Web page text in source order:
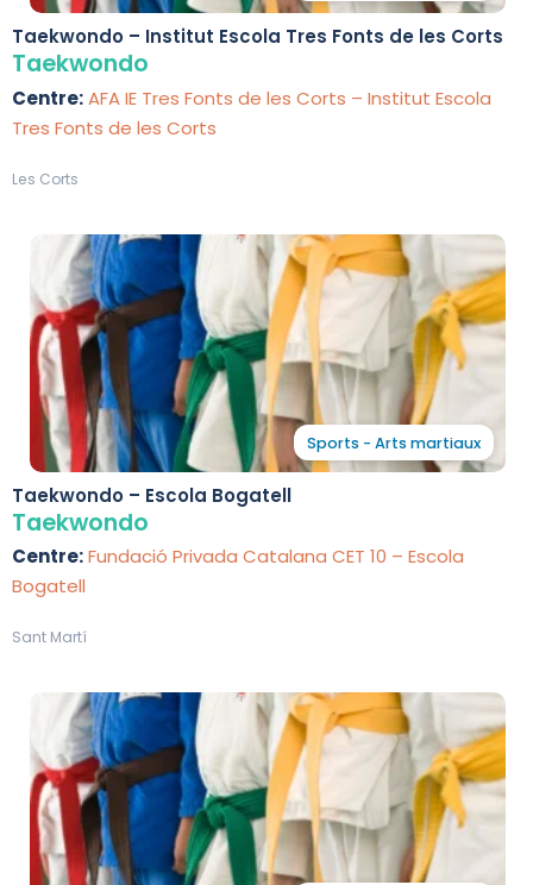
Taekwondo – Institut Escola Tres Fonts de les Corts
Taekwondo
Centre:AFA IE Tres Fonts de les Corts – Institut Escola
Tres Fonts de les Corts
Les Corts
Sports - Arts martiaux
Taekwondo – Escola Bogatell
Taekwondo
Centre:Fundació Privada Catalana CET 10 – Escola
Bogatell
Sant Martí